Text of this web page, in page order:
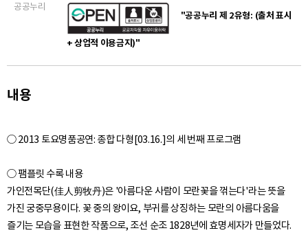
공공누리
"공공누리 제 2유형: (출처 표시
+ 상업적 이용금지)"
내용
○ 2013 토요명품공연: 종합 다형[03.16.]의 세 번째 프로그램
○ 팸플릿 수록 내용
가인전목단(佳人剪牧丹)은 '아름다운 사람이 모란꽃을 꺾는다'라는 뜻을
가진 궁중무용이다. 꽃 중의 왕이요, 부귀를 상징하는 모란의 아름다움을
즐기는 모습을 표현한 작품으로, 조선 순조 1828년에 효명세자가 만들었다.